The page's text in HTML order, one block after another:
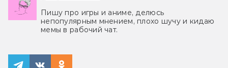
Пишу про игры и аниме, делюсь
непопулярным мнением, плохо шучу и кидаю
мемы в рабочий чат.